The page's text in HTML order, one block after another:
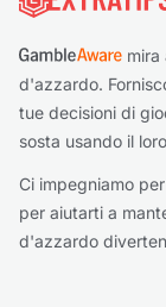
mira
d'azzardo.
tue decisioni di
sosta usando il
Ci impegniamo per
per aiutarti a
d'azzardo